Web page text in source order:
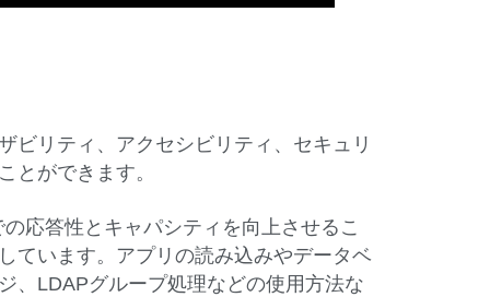
ビリティ、アクセシビリティ、セキュリ
とができます。
応答性とキャパシティを向上させるこ
ています。アプリの読み込みやデータベ
、LDAPグループ処理などの使用方法な